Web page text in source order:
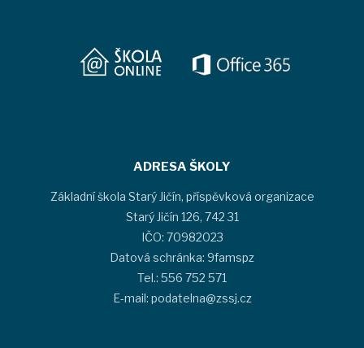
ADRESA ŠKOLY
Základní škola Starý Jičín, příspěvková organizace
Starý Jičín 126, 742 31
IČO: 70982023
Datová schránka: 9famspz
Tel.: 556 752 571
E-mail: podatelna@zssj.cz